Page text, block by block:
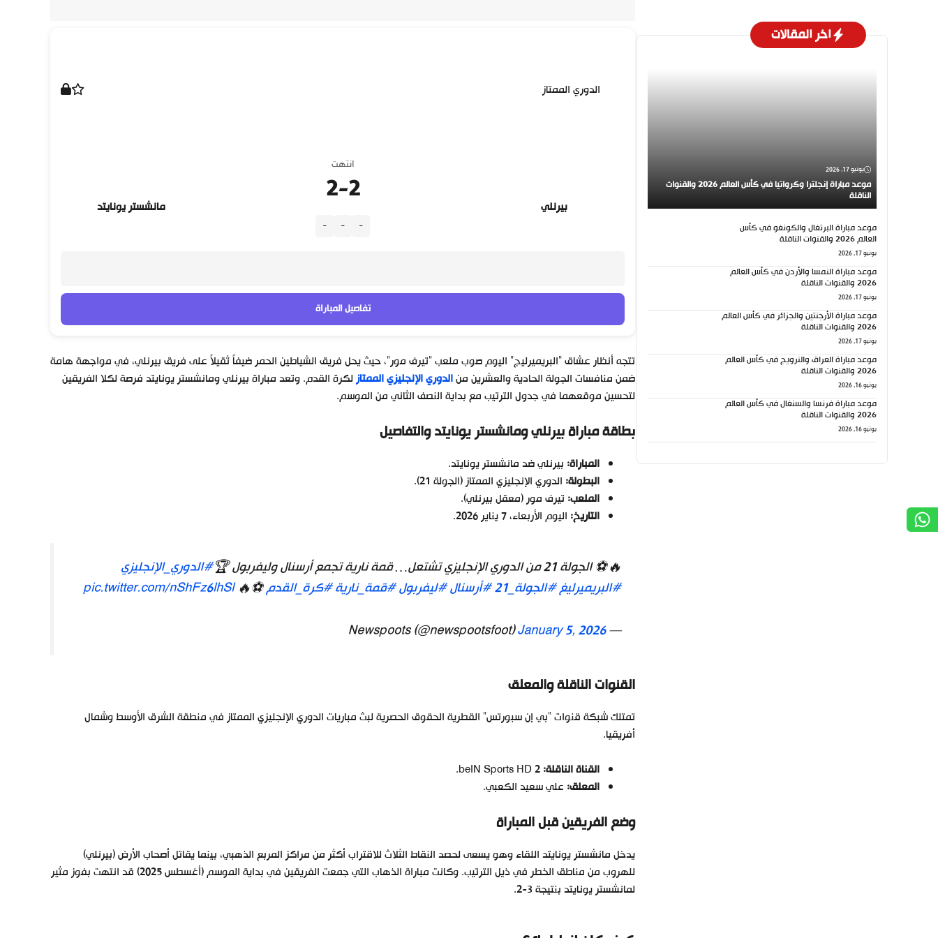
الدوري الممتاز
بيرنلي
انتهت
2
-
2
-
-
-
مانشستر يونايتد
تفاصيل المباراة
تتجه أنظار عشاق “البريميرليج” اليوم صوب ملعب “تيرف مور”، حيث يحل فريق الشياطين الحمر ضيفاً ثقيلاً على فريق بيرنلي، في مواجهة هامة
ضمن منافسات الجولة الحادية والعشرين منالدوري الإنجليزي الممتازلكرة القدم. وتعد مباراة بيرنلي ومانشستر يونايتد فرصة لكلا الفريقين
لتحسين موقعهما في جدول الترتيب مع بداية النصف الثاني من الموسم.
بطاقة مباراة بيرنلي ومانشستر يونايتد والتفاصيل
المباراة: بيرنلي ضد مانشستر يونايتد.
البطولة: الدوري الإنجليزي الممتاز (الجولة 21).
الملعب: تيرف مور (معقل بيرنلي).
التاريخ: اليوم الأربعاء، 7 يناير 2026.
🔥⚽ الجولة 21 من الدوري الإنجليزي تشتعل… قمة نارية تجمع أرسنال وليفربول 🏆
#الدوري_الإنجليزي
#البريميرليغ#الجولة_21 #أرسنال#ليفربول#قمة_نارية#كرة_القدم⚽🔥
pic.twitter.com/nShFz6lhSl
— Newspoots (@newspootsfoot)
January 5, 2026
القنوات الناقلة والمعلق
تمتلك شبكة قنوات “بي إن سبورتس” القطرية الحقوق الحصرية لبث مباريات الدوري الإنجليزي الممتاز في منطقة الشرق الأوسط وشمال
أفريقيا.
القناة الناقلة:
المعلق: علي سعيد الكعبي.
وضع الفريقين قبل المباراة
يدخل مانشستر يونايتد اللقاء وهو يسعى لحصد النقاط الثلاث للاقتراب أكثر من مراكز المربع الذهبي، بينما يقاتل أصحاب الأرض (بيرنلي)
للهروب من مناطق الخطر في ذيل الترتيب. وكانت مباراة الذهاب التي جمعت الفريقين في بداية الموسم (أغسطس 2025) قد انتهت بفوز مثير
لمانشستر يونايتد بنتيجة 3-2.
اخر المقالات
يونيو 17, 2026
موعد مباراة إنجلترا وكرواتيا في كأس العالم 2026 والقنوات
الناقلة
موعد مباراة البرتغال والكونغو في كأس
العالم 2026 والقنوات الناقلة
يونيو 17, 2026
موعد مباراة النمسا والأردن في كأس العالم
2026 والقنوات الناقلة
يونيو 17, 2026
موعد مباراة الأرجنتين والجزائر في كأس العالم
2026 والقنوات الناقلة
يونيو 17, 2026
موعد مباراة العراق والنرويج في كأس العالم
2026 والقنوات الناقلة
يونيو 16, 2026
موعد مباراة فرنسا والسنغال في كأس العالم
2026 والقنوات الناقلة
يونيو 16, 2026